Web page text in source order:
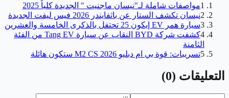
1مواصفات شاملة لـ"نيسان ماجنيت " الجديدة كلياً 2025
2نيسان تكشف الستار عن باثفايندر 2026 فيس ليفت الجديدة
3سيارة همر EV إيكون 25 تحتفل بالذكرى الخامسة والعشرين
4
كشفت شركة BYD النقاب عن سيارة Tang EV من الفئة
الثامنة
5تسريبات: قوة بي ام دبليو M2 CS 2026 ستكون هائلة
التعليقات (
0
)